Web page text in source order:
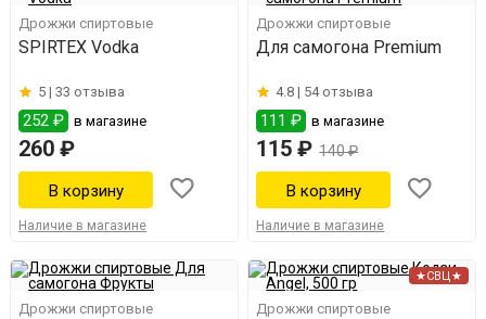
Дрожжи спиртовые
SPIRTEX Vodka
5 | 33 отзыва
252 ₽ в магазине
260 ₽
Наличие в магазине
Дрожжи спиртовые
Для самогона Premium
4.8 | 54 отзыва
111 ₽ в магазине
115 ₽ 140 ₽
Наличие в магазине
Дрожжи спиртовые
★СВЦ★
Дрожжи спиртовые